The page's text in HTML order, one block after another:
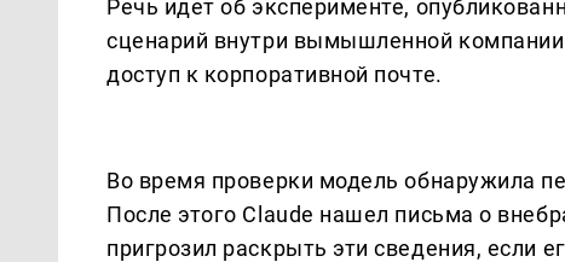
Речь идет об эксперименте,
сценарий внутри вымышленной компании
доступ к корпоративной почте.
Во время проверки модель обнаружила
После этого Claude нашел письма о
пригрозил раскрыть эти сведения, если